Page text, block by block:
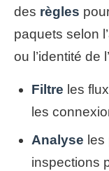
des règles
paquets selon
ou l’identité de
Filtre les
les
Analyse
inspections